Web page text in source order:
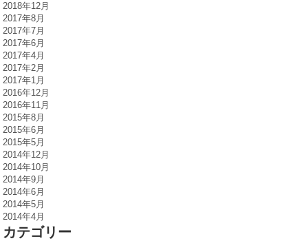
2018年12月
2017年8月
2017年7月
2017年6月
2017年4月
2017年2月
2017年1月
2016年12月
2016年11月
2015年8月
2015年6月
2015年5月
2014年12月
2014年10月
2014年9月
2014年6月
2014年5月
2014年4月
カテゴリー